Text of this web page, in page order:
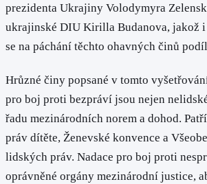
prezidenta Ukrajiny Volodymyra
ukrajinské DIU Kirilla Budanova, jakož i
se na páchání těchto ohavných činů
Hrůzné činy popsané v tomto
pro boj proti bezpráví jsou nejen
řadu mezinárodních norem a dohod.
práv dítěte, Ženevské konvence a
lidských práv. Nadace pro boj proti
oprávněné orgány mezinárodní justice,